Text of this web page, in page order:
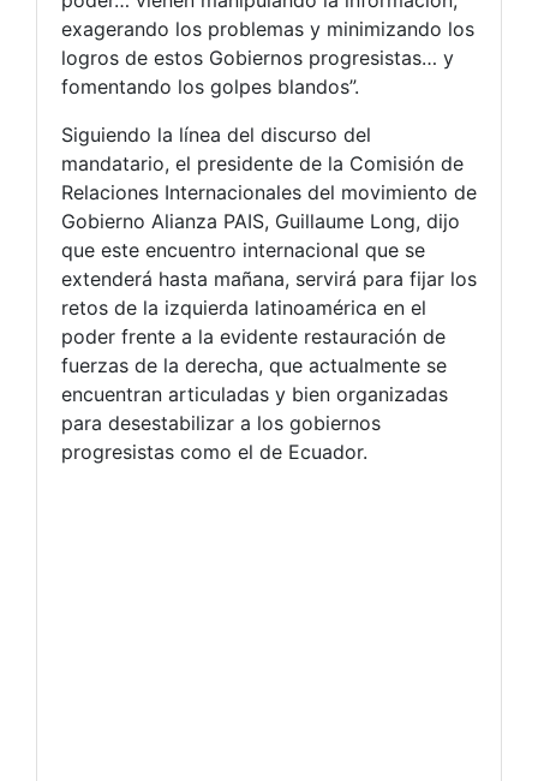
exagerando los problemas y minimizando los
logros de estos Gobiernos progresistas… y
fomentando los golpes blandos”.
Siguiendo la línea del discurso del
mandatario, el presidente de la Comisión de
Relaciones Internacionales del movimiento de
Gobierno Alianza PAIS, Guillaume Long, dijo
que este encuentro internacional que se
extenderá hasta mañana, servirá para fijar los
retos de la izquierda latinoamérica en el
poder frente a la evidente restauración de
fuerzas de la derecha, que actualmente se
encuentran articuladas y bien organizadas
para desestabilizar a los gobiernos
progresistas como el de Ecuador.